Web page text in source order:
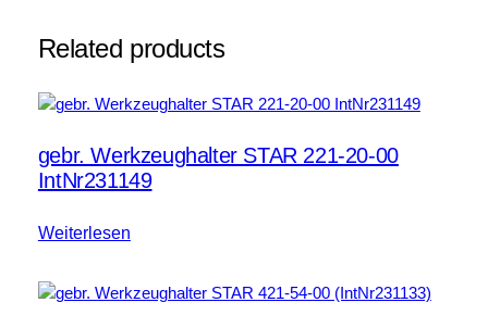
Related products
gebr. Werkzeughalter STAR 221-20-00
IntNr231149
Weiterlesen